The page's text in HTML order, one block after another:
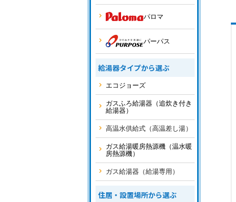
パロマ
パーパス
給湯器タイプから選ぶ
エコジョーズ
ガスふろ給湯器（追炊き付き
給湯器）
高温水供給式（高温差し湯）
ガス給湯暖房熱源機（温水暖
房熱源機）
ガス給湯器（給湯専用）
住居・設置場所から選ぶ